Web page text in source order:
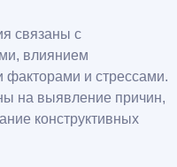
связаны с
влиянием
и стрессами.
на выявление причин,
конструктивных